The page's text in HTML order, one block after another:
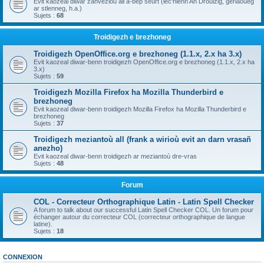
ar stlenneg, h.a.)
Sujets : 68
Troidigezh e brezhoneg
Troidigezh OpenOffice.org e brezhoneg (1.1.x, 2.x ha 3.x)
Evit kaozeal diwar-benn troidigezh OpenOffice.org e brezhoneg (1.1.x, 2.x ha
3.x)
Sujets : 59
Troidigezh Mozilla Firefox ha Mozilla Thunderbird e
brezhoneg
Evit kaozeal diwar-benn troidigezh Mozilla Firefox ha Mozilla Thunderbird e
brezhoneg
Sujets : 37
Troidigezh meziantoù all (frank a wirioù evit an darn vrasañ
anezho)
Evit kaozeal diwar-benn troidigezh ar meziantoù dre-vras
Sujets : 48
Forum
COL - Correcteur Orthographique Latin - Latin Spell Checker
A forum to talk about our successful Latin Spell Checker COL. Un forum pour
échanger autour du correcteur COL (correcteur orthographique de langue
latine).
Sujets : 18
CONNEXION